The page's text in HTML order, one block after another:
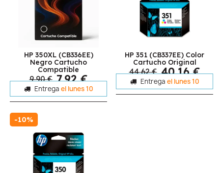
HP 350XL (CB336EE)
Negro Cartucho
Compatible
9,90 € 7,92 €
Entrega el lunes 10
HP 351 (CB337EE) Color
Cartucho Original
44,62 € 40,16 €
Entrega el lunes 10
-10%